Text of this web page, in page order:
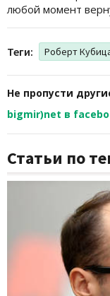
любой момент
Теги: Роберт
Не пропусти
bigmir)net в
Статьи по